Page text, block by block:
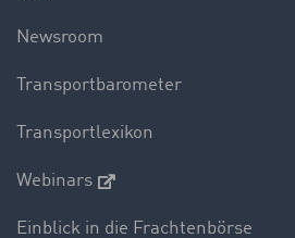
Newsroom
Transportbarometer
Transportlexikon
Webinars
Einblick in die Frachtenbörse